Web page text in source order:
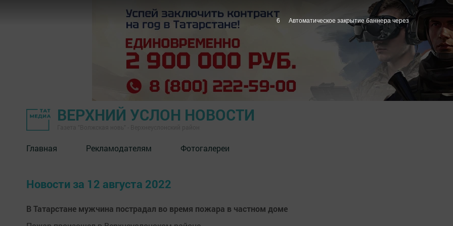
ВЕРХНИЙ УСЛОН НОВОСТИ
Главная Рекламодателям Фотогалереи
Новости за 12 августа 2022
В Татарстане мужчина пострадал во время пожара в частном доме
5 Автоматическое закрытие баннера через